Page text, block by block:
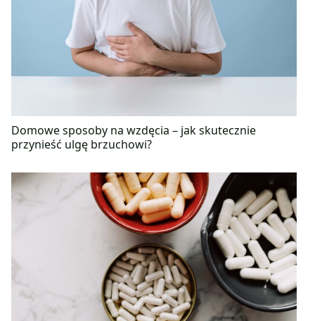
Domowe sposoby na wzdęcia – jak skutecznie
przynieść ulgę brzuchowi?